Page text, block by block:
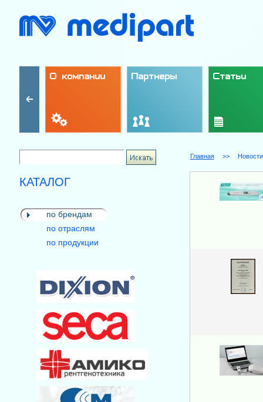
О компании Партнеры Статьи
КАТАЛОГ
по брендам
по отраслям
по продукции
Главная >> Новости